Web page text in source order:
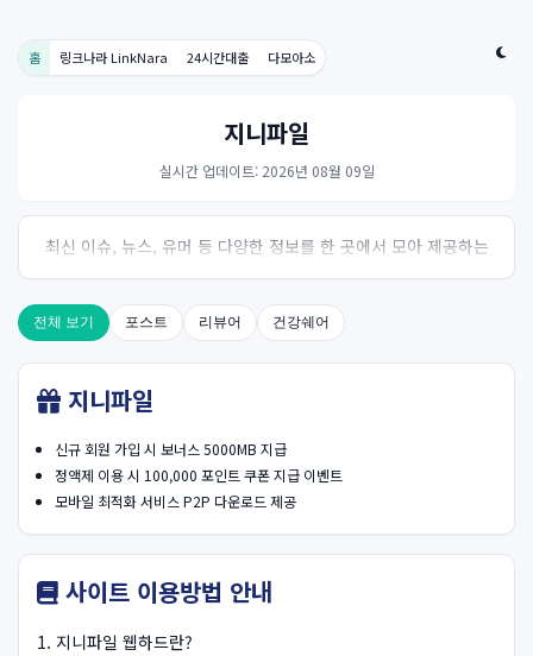
홈 링크나라 LinkNara 24시간대출 다모아소
지니파일
실시간 업데이트: 2026년 08월 09일
최신 이슈, 뉴스, 유머 등 다양한 정보를 한 곳에서 모아 제공하는
사이트입니다. 오늘의 핫이슈를 한눈에 살펴보세요.
전체 보기 포스트 리뷰어 건강쉐어
지니파일
신규 회원 가입 시 보너스 5000MB 지급
정액제 이용 시 100,000 포인트 쿠폰 지급 이벤트
모바일 최적화 서비스 P2P 다운로드 제공
사이트 이용방법 안내
1. 지니파일 웹하드란?